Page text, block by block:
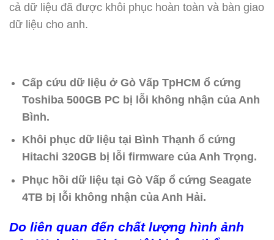
cả dữ liệu đã được khôi phục hoàn toàn và bàn giao
dữ liệu cho anh.
Cấp cứu dữ liệu ở Gò Vấp TpHCM ổ cứng
Toshiba 500GB PC bị lỗi không nhận của Anh
Bình.
Khôi phục dữ liệu tại Bình Thạnh ổ cứng
Hitachi 320GB bị lỗi firmware của Anh Trọng.
Phục hồi dữ liệu tại Gò Vấp ổ cứng Seagate
4TB bị lỗi không nhận của Anh Hải.
Do liên quan đến chất lượng hình ảnh